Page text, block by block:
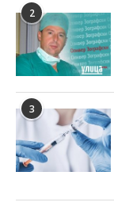
2
3